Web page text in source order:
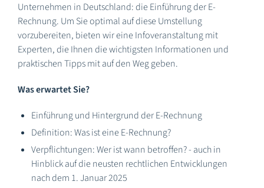
Unternehmen in Deutschland: die Einführung der E-
Rechnung. Um Sie optimal auf diese Umstellung
vorzubereiten, bieten wir eine Infoveranstaltung mit
Experten, die Ihnen die wichtigsten Informationen und
praktischen Tipps mit auf den Weg geben.
Was erwartet Sie?
Einführung und Hintergrund der E-Rechnung
Definition: Was ist eine E-Rechnung?
Verpflichtungen: Wer ist wann betroffen? - auch in
Hinblick auf die neusten rechtlichen Entwicklungen
nach dem 1. Januar 2025